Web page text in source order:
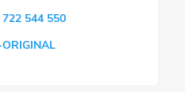
544 550
ORIGINAL